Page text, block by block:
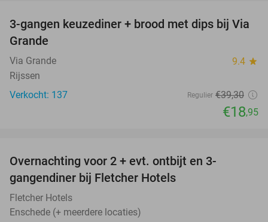
52%
3-gangen keuzediner + brood met dips bij Via
Grande
Via Grande 9.4 star
Rijssen
Verkocht: 137
Regulier €39,30
€18,95
Overnachting voor 2 + evt. ontbijt en 3-
gangendiner bij Fletcher Hotels
Fletcher Hotels
Enschede (+ meerdere locaties)